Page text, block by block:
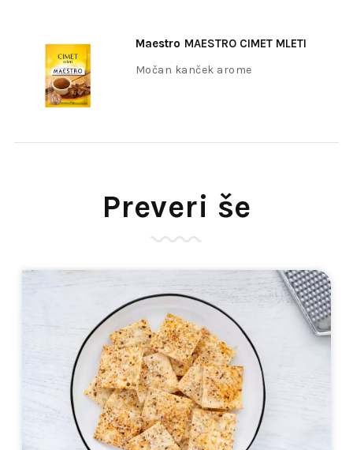
Maestro MAESTRO CIMET MLETI
25G
Močan kanček arome
Preveri še